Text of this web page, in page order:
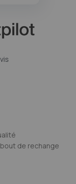
de rechange